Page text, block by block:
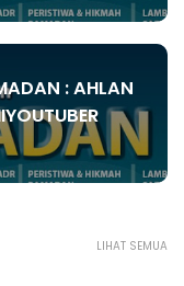
: AHLAN
LIHAT SEMUA